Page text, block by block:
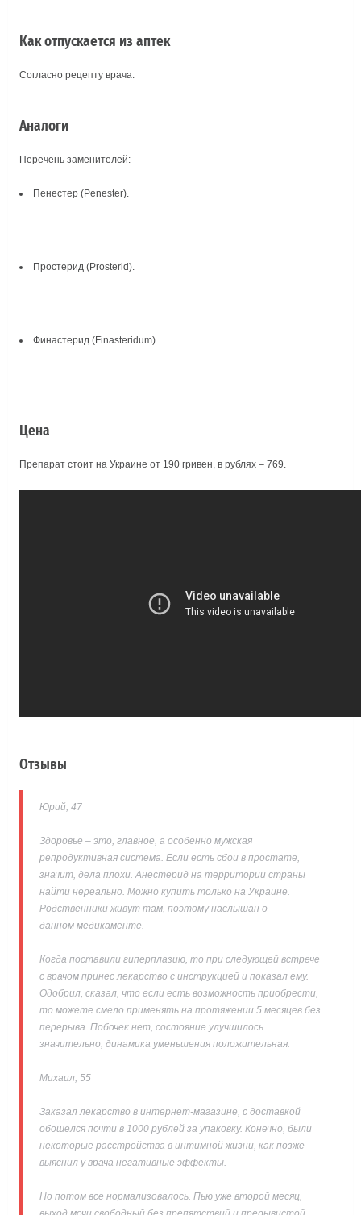
Как отпускается из аптек
Согласно рецепту врача.
Аналоги
Перечень заменителей:
Пенестер (Penester).
Простерид (Prosterid).
Финастерид (Finasteridum).
Цена
Препарат стоит на Украине от 190 гривен, в рублях – 769.
Отзывы
Юрий, 47
Здоровье – это, главное, а особенно мужская
репродуктивная система. Если есть сбои в простате,
значит, дела плохи. Анестерид на территории страны
найти нереально. Можно купить только на Украине.
Родственники живут там, поэтому наслышан о
данном медикаменте.
Когда поставили гиперплазию, то при следующей встрече
с врачом принес лекарство с инструкцией и показал ему.
Одобрил, сказал, что если есть возможность приобрести,
то можете смело применять на протяжении 5 месяцев без
перерыва. Побочек нет, состояние улучшилось
значительно, динамика уменьшения положительная.
Михаил, 55
Заказал лекарство в интернет-магазине, с доставкой
обошелся почти в 1000 рублей за упаковку. Конечно, были
некоторые расстройства в интимной жизни, как позже
выяснил у врача негативные эффекты.
Но потом все нормализовалось. Пью уже второй месяц,